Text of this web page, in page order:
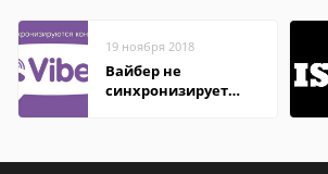
19 ноября 2018
Вайбер не
синхронизирует